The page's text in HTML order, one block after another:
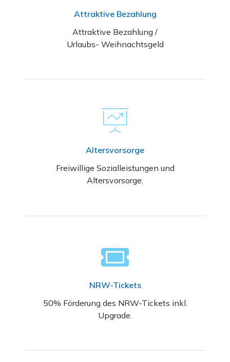
Attraktive Bezahlung
Attraktive Bezahlung /
Urlaubs- Weihnachtsgeld
Altersvorsorge
Freiwillige Sozialleistungen und
Altersvorsorge.
NRW-Tickets
50% Förderung des NRW-Tickets inkl.
Upgrade.